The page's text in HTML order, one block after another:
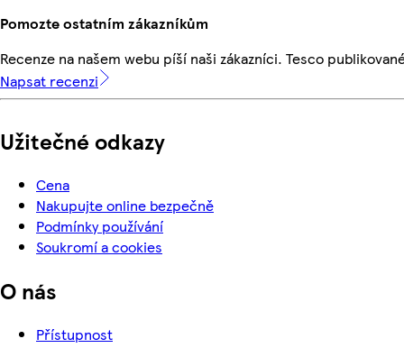
Pomozte ostatním zákazníkům
Recenze na našem webu píší naši zákazníci. Tesco
Napsat recenzi
Užitečné odkazy
Cena
Nakupujte online bezpečně
Podmínky používání
Soukromí a cookies
O nás
Přístupnost